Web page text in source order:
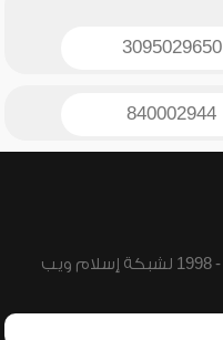
3095029650
840002944